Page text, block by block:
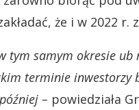
że i w 2022
tym samym okresie ub
terminie inwestorzy
– powiedziała